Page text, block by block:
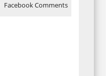
Facebook Comments